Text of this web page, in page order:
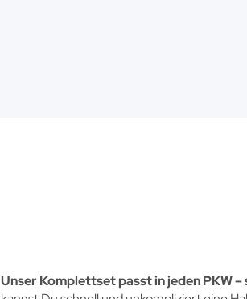
Unser Komplettset passt in jeden PKW –